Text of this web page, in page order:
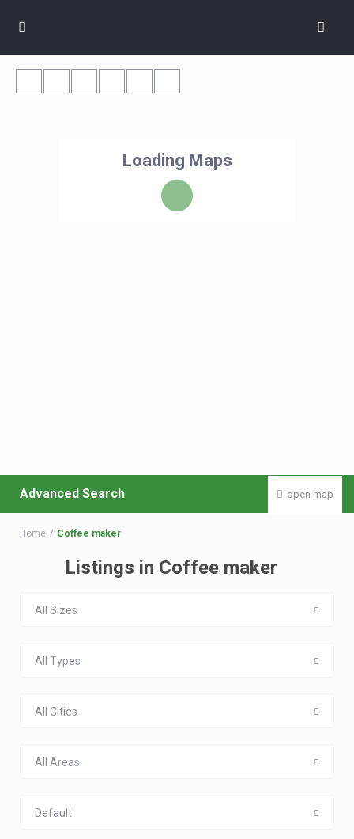
Loading Maps
open map
Advanced Search
Home Coffee maker
Listings in Coffee maker
All Sizes
All Types
All Cities
All Areas
Default